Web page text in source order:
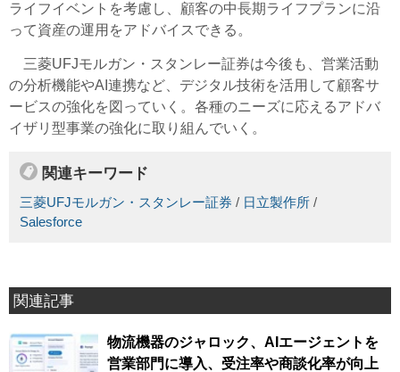
ライフイベントを考慮し、顧客の中長期ライフプランに沿
って資産の運用をアドバイスできる。
三菱UFJモルガン・スタンレー証券は今後も、営業活動
の分析機能やAI連携など、デジタル技術を活用して顧客サ
ービスの強化を図っていく。各種のニーズに応えるアドバ
イザリ型事業の強化に取り組んでいく。
関連キーワード
三菱UFJモルガン・スタンレー証券 / 日立製作所 /
Salesforce
関連記事
物流機器のジャロック、AIエージェントを
営業部門に導入、受注率や商談化率が向上